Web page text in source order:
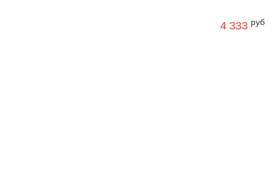
4 333 руб